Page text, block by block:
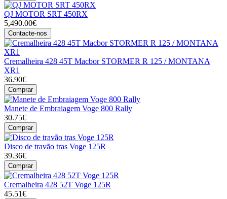
QJ MOTOR SRT 450RX
5,490.00€
Contacte-nos
Cremalheira 428 45T Macbor STORMER R 125 / MONTANA
XR1
36.90€
Comprar
Manete de Embraiagem Voge 800 Rally
30.75€
Comprar
Disco de travão tras Voge 125R
39.36€
Comprar
Cremalheira 428 52T Voge 125R
45.51€